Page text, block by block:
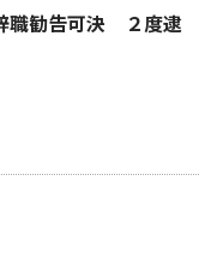
職勧告可決 ２度逮